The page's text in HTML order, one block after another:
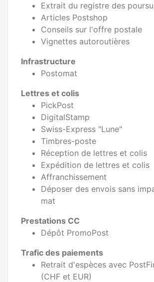
Extrait du registre des
Articles Postshop
Conseils sur l'offre postale
Vignettes autoroutières
Infrastructure
Postomat
Lettres et colis
PickPost
DigitalStamp
Swiss-Express "Lune"
Timbres-poste
Réception de lettres et colis
Expédition de lettres et colis
Affranchissement
Déposer des envois sans
mat
Prestations CC
Dépôt PromoPost
Trafic des paiements
Retrait d'espèces avec
(CHF et EUR)